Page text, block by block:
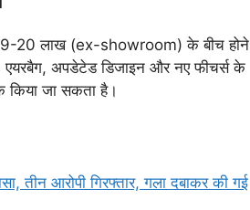
20 लाख (ex-showroom) के बीच होने
अपडेटेड डिजाइन और नए फीचर्स के
किया जा सकता है।
आरोपी गिरफ्तार, गला दबाकर की गई